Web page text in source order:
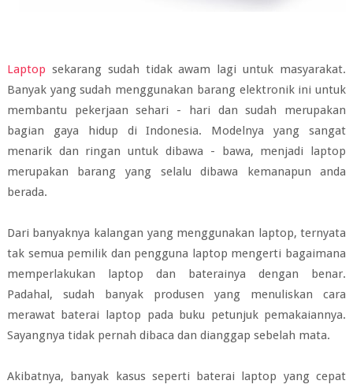
Laptop sekarang sudah tidak awam lagi untuk masyarakat.
Banyak yang sudah menggunakan barang elektronik ini untuk
membantu pekerjaan sehari - hari dan sudah merupakan
bagian gaya hidup di Indonesia. Modelnya yang sangat
menarik dan ringan untuk dibawa - bawa, menjadi laptop
merupakan barang yang selalu dibawa kemanapun anda
berada.
Dari banyaknya kalangan yang menggunakan laptop, ternyata
tak semua pemilik dan pengguna laptop mengerti bagaimana
memperlakukan laptop dan baterainya dengan benar.
Padahal, sudah banyak produsen yang menuliskan cara
merawat baterai laptop pada buku petunjuk pemakaiannya.
Sayangnya tidak pernah dibaca dan dianggap sebelah mata.
Akibatnya, banyak kasus seperti baterai laptop yang cepat